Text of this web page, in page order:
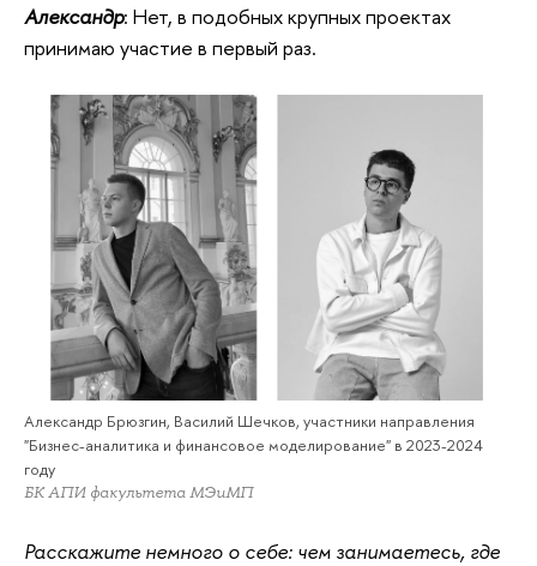
Александр: Нет, в подобных крупных проектах
принимаю участие в первый раз.
Александр Брюзгин, Василий Шечков, участники направления
"Бизнес-аналитика и финансовое моделирование" в 2023-2024
году
БК АПИ факультета МЭиМП
Расскажите немного о себе: чем занимаетесь, где